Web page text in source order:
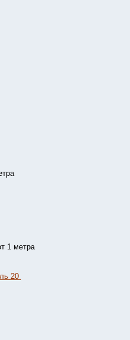
1 метра
20